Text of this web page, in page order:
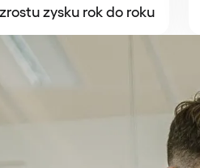
zysku rok do roku